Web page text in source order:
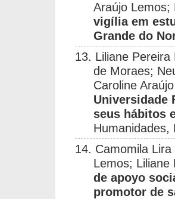
Araújo
vigília em
Grande do
13. Liliane
de Moraes;
Caroline
Universidade
seus hábitos
Humanidades,
14. Camomila
Lemos;
de apoyo
promotor de